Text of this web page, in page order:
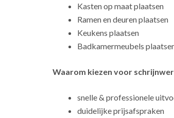
Kasten op maat plaatsen
Ramen en deuren plaatsen
Keukens plaatsen
Badkamermeubels
Waarom kiezen voor
snelle & professionele
duidelijke prijsafspraken